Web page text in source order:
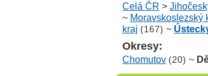
Celá ČR >
~ Moravskoslezský
kraj (167) ~
Okresy:
Chomutov (20) ~